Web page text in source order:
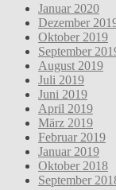
Januar 2020
Dezember
Oktober 2019
September
August 2019
Juli 2019
Juni 2019
April 2019
März 2019
Februar 2019
Januar 2019
Oktober 2018
September